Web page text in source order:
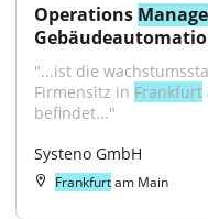
Operations
"...ist die
Firmensitz in Frankfurt
befindet..."
Systeno GmbH
Frankfurtam Main